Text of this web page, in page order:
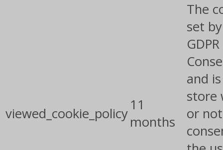
viewed_cookie_policy
11
months
The
set
and
store
or